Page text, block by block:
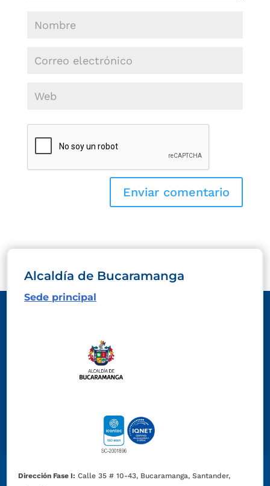
Alcaldía de Bucaramanga
Sede principal
Dirección Fase I: Calle 35 # 10-43, Bucaramanga, Santander,